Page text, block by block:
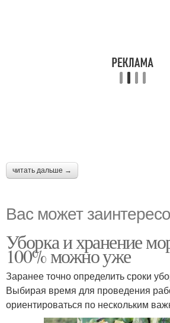
читать дальше →
Вас может
Уборка и хранение
100% можно уже
Заранее точно определить сроки
Выбирая время для проведения
ориентироваться по нескольким